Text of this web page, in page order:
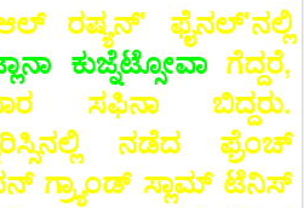
ರಷ್ಯನ್' ಫೈನಲ್‌'ನಲ್ಲಿ
ಕುಜ್ನೆಟ್ಸೋವಾ ಗೆದ್ದರೆ,
ಸಫಿನಾ ಬಿದ್ದರು.
ನಡೆದ ಫ್ರೆಂಚ್
ಗ್ರ್ಯಾಂಡ್ ಸ್ಲಾಮ್ ಟೆನಿಸ್